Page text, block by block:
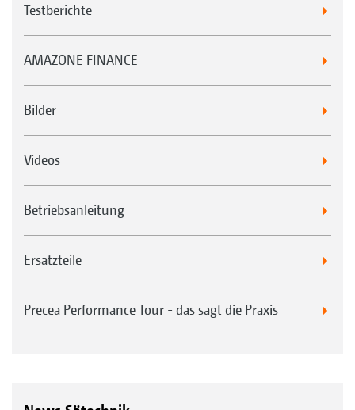
Testberichte
AMAZONE FINANCE
Bilder
Videos
Betriebsanleitung
Ersatzteile
Precea Performance Tour - das sagt die Praxis